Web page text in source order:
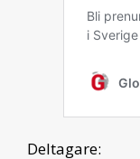
Deltagare: